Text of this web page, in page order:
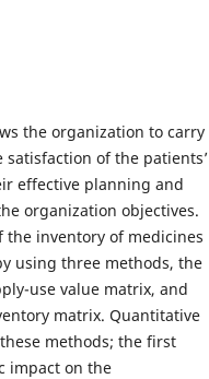
the organization to carry
of the patients’
effective planning and
organization objectives.
the inventory of medicines
using three methods, the
use value matrix, and
matrix. Quantitative
methods; the first
impact on the